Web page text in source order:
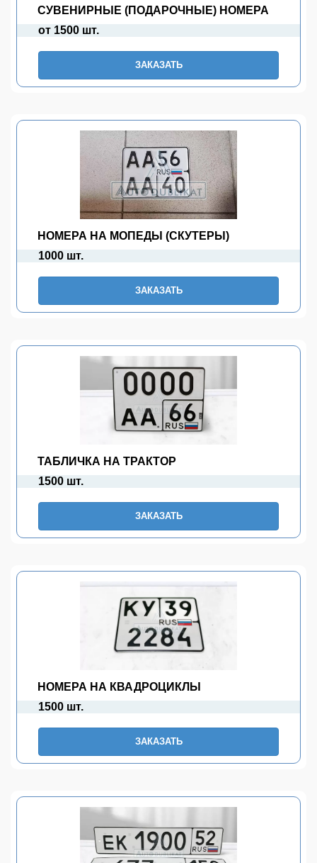
СУВЕНИРНЫЕ (ПОДАРОЧНЫЕ) НОМЕРА
от 1500 шт.
ЗАКАЗАТЬ
НОМЕРА НА МОПЕДЫ (СКУТЕРЫ)
1000 шт.
ЗАКАЗАТЬ
ТАБЛИЧКА НА ТРАКТОР
1500 шт.
ЗАКАЗАТЬ
НОМЕРА НА КВАДРОЦИКЛЫ
1500 шт.
ЗАКАЗАТЬ